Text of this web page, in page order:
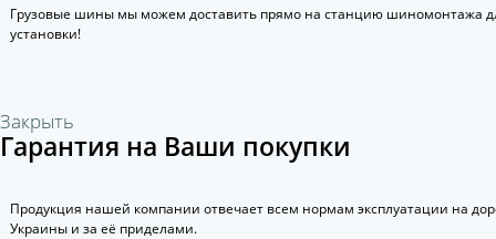
Грузовые шины мы можем доставить прямо на станцию шиномонтажа
установки!
Закрыть
Гарантия на Ваши покупки
Продукция нашей компании отвечает всем нормам эксплуатации на
Украины и за её приделами.